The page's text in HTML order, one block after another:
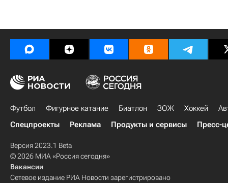
Футбол Фигурное катание Биатлон ЗОЖ Хоккей
Спецпроекты
Реклама Продукты и сервисы Пресс-
Версия 2023.1 Beta
© 2026 МИА «Россия сегодня»
Вакансии
Сетевое издание РИА Новости зарегистрировано